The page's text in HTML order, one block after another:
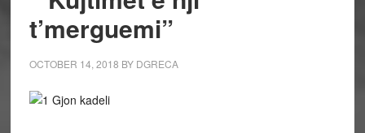
t’merguemi”
OCTOBER 14, 2018 BY DGRECA